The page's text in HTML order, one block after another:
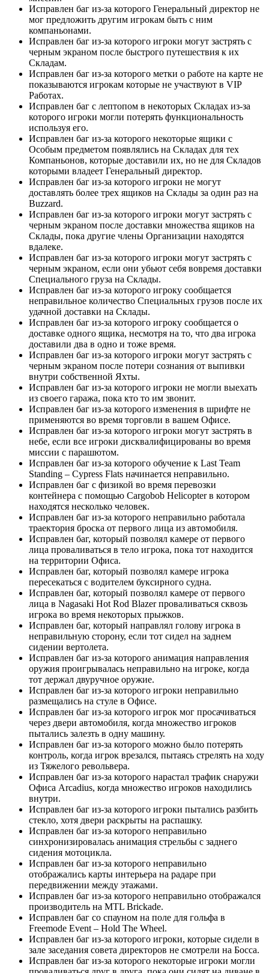
Исправлен баг из-за которого Генеральный директор не
мог предложить другим игрокам быть с ним
компаньонами.
Исправлен баг из-за которого игроки могут застрять с
черным экраном после быстрого путешествия к их
Складам.
Исправлен баг из-за которого метки о работе на карте не
показываются игрокам которые не участвуют в VIP
Работах.
Исправлен баг с лептопом в некоторых Складах из-за
которого игроки могли потерять функциональность
используя его.
Исправлен баг из-за которого некоторые ящики с
Особым предметом появлялись на Складах для тех
Компаньонов, которые доставили их, но не для Складов
которыми владеет Генеральный директор.
Исправлен баг из-за которого игроки не могут
доставлять более трех ящиков на Склады за один раз на
Buzzard.
Исправлен баг из-за которого игроки могут застрять с
черным экраном после доставки множества ящиков на
Склады, пока другие члены Организации находятся
вдалеке.
Исправлен баг из-за которого игроки могут застрять с
черным экраном, если они убьют себя вовремя доставки
Специального груза на Склады.
Исправлен баг из-за которого игроку сообщается
неправильное количество Специальных грузов после их
удачной доставки на Склады.
Исправлен баг из-за которого игроку сообщается о
доставке одного ящика, несмотря на то, что два игрока
доставили два в одно и тоже время.
Исправлен баг из-за которого игроки могут застрять с
черным экраном после потери сознания от выпивки
внутри собственной Яхты.
Исправлен баг из-за которого игроки не могли выехать
из своего гаража, пока кто то им звонит.
Исправлен баг из-за которого изменения в шрифте не
применяются во время торговли в вашем Офисе.
Исправлен баг из-за которого игроки могут застрять в
небе, если все игроки дисквалифицированы во время
миссии с парашютом.
Исправлен баг из-за которого обучение к Last Team
Standing – Cypress Flats начинается неправильно.
Исправлен баг с физикой во время перевозки
контейнера с помощью Cargobob Helicopter в котором
находятся несколько человек.
Исправлен баг из-за которого неправильно работала
траектория броска от первого лица из автомобиля.
Исправлен баг, который позволял камере от первого
лица проваливаться в тело игрока, пока тот находится
на территории Офиса.
Исправлен баг, который позволял камере игрока
пересекаться с водителем буксирного судна.
Исправлен баг, который позволял камере от первого
лица в Nagasaki Hot Rod Blazer проваливаться сквозь
игрока во время некоторых прыжков.
Исправлен баг, который направлял голову игрока в
неправильную сторону, если тот сидел на заднем
сидении вертолета.
Исправлен баг из-за которого анимация направления
оружия проигрывалась неправильно на игроке, когда
тот держал двуручное оружие.
Исправлен баг из-за которого игроки неправильно
размещались на стуле в Офисе.
Исправлен баг из-за которого игрок мог просачиваться
через двери автомобиля, когда множество игроков
пытались залезть в одну машину.
Исправлен баг из-за которого можно было потерять
контроль, когда игрок врезался, пытаясь стрелять на ходу
из Тяжелого револьвера.
Исправлен баг из-за которого нарастал трафик снаружи
Офиса Arcadius, когда множество игроков находились
внутри.
Исправлен баг из-за которого игроки пытались разбить
стекло, хотя двери раскрыты на распашку.
Исправлен баг из-за которого неправильно
синхронизировалась анимация стрельбы с заднего
сидения мотоцикла.
Исправлен баг из-за которого неправильно
отображались карты интерьера на радаре при
передвижении между этажами.
Исправлен баг из-за которого неправильно отображался
производитель на MTL Brickade.
Исправлен баг со спауном на поле для гольфа в
Freemode Event – Hold The Wheel.
Исправлен баг из-за которого игроки, которые сидели в
зале заседания совета директоров не смотрели на Босса.
Исправлен баг из-за которого некоторые игроки могли